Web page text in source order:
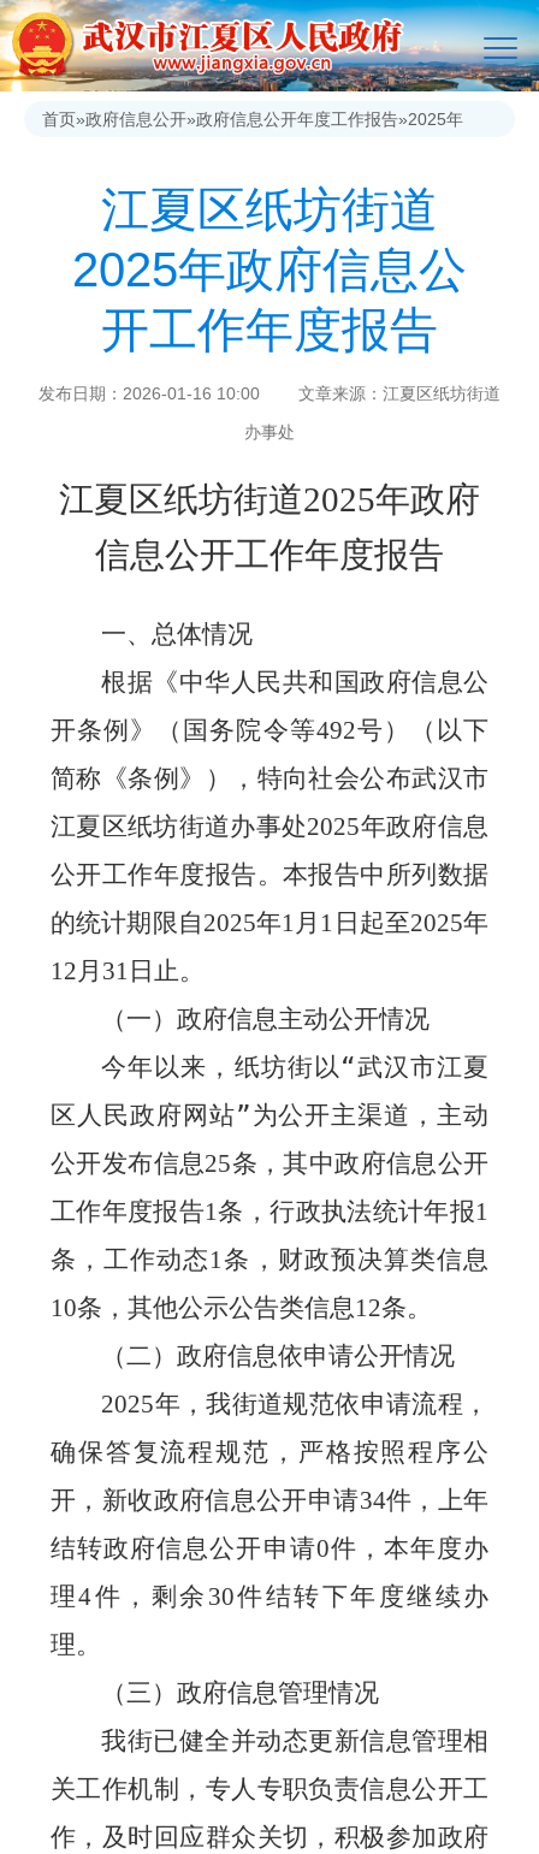
首页»政府信息公开»政府信息公开年度工作报告»2025年
江夏区纸坊街道
2025年政府信息公
开工作年度报告
发布日期：2026-01-16 10:00 文章来源：江夏区纸坊街道
办事处
江夏区纸坊街道2025年政府
信息公开工作年度报告
一、总体情况
根据《中华人民共和国政府信息公
开条例》（国务院令等492号）（以下
简称《条例》），特向社会公布武汉市
江夏区纸坊街道办事处2025年政府信息
公开工作年度报告。本报告中所列数据
的统计期限自2025年1月 1 日起至2025年
12月 31 日止。
（一）政府信息主动公开情况
今年以来，纸坊街以“武汉市江夏
区人民政府网站”为公开主渠道，主动
公开发布信息25条 ，其中政府信息公开
工作年度报告1条，行政执法统计年报1
条 ，工作动态1条， 财政预决算类信息
10条 ，其他公示公告类信息12条。
（二）政府信息依申请公开情况
2025年，我街道规范依申请流程，
确保答复流程规范，严格按照程序公
开，新收政府信息公开申请34件，上年
结转政府信息公开申请0件，本年度办
理4件，剩余 30件结转下年度继续办
理。
（三）政府信息管理情况
我街已健全并动态更新信息管理相
关工作机制，专人专职负责信息公开工
作，及时回应群众关切，积极参加政府